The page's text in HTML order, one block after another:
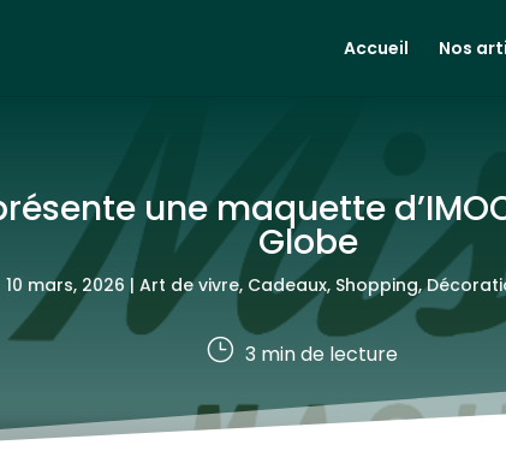
Accueil Nos
une maquette
Globe
10 mars, 2026 | Art de vivre, Cadeaux, Shopping,
} 3 min de lecture